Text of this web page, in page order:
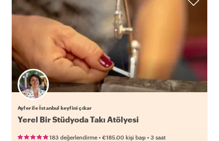
Ayfer ile İstanbul keyfini çıkar
Yerel Bir Stüdyoda Takı Atölyesi
183 değerlendirme • €185.00 kişi başı • 3 saat